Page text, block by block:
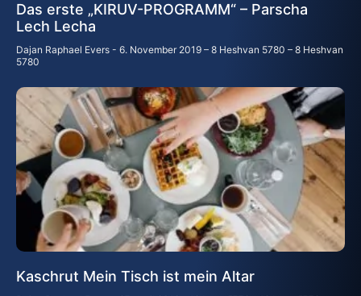
Das erste „KIRUV-PROGRAMM“ – Parscha
Lech Lecha
Dajan Raphael Evers
6. November 2019 – 8 Heshvan 5780 – 8 Heshvan
5780
Kaschrut Mein Tisch ist mein Altar